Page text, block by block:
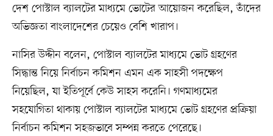
দেশ পোস্টাল ব্যালটের মাধ্যমে ভোটের আয়োজন করেছিল, তাঁদের
অভিজ্ঞতা বাংলাদেশের চেয়েও বেশি খারাপ।
নাসির উদ্দীন বলেন, পোস্টাল ব্যালটের মাধ্যমে ভোট গ্রহণের
সিদ্ধান্ত নিয়ে নির্বাচন কমিশন এমন এক সাহসী পদক্ষেপ
নিয়েছিল, যা ইতিপূর্বে কেউ সাহস করেনি। গণমাধ্যমের
সহযোগিতা থাকায় পোস্টাল ব্যালটের মাধ্যমে ভোট গ্রহণের প্রক্রিয়া
নির্বাচন কমিশন সহজভাবে সম্পন্ন করতে পেরেছে।